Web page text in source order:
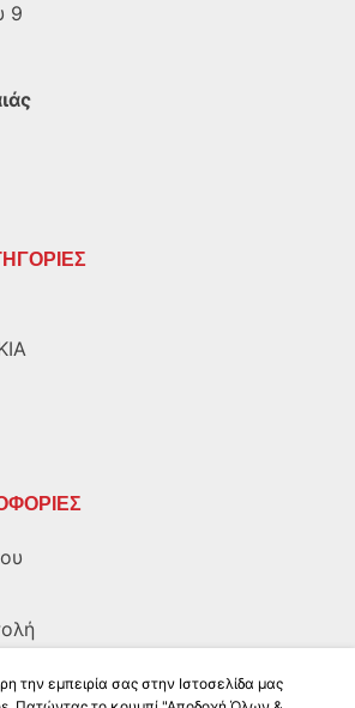
9
την εμπειρία σας στην Ιστοσελίδα μας